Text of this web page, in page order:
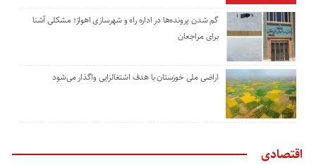
گم شدن پرونده‌ها در اداره راه و شهرسازی اهواز؛ مشکلی آشنا
برای مراجعان
اراضی ملی خوزستان با هدف اشتغالزایی واگذار می‌شود
اقتصادی